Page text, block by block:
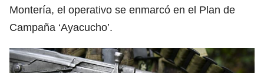
Montería, el operativo se enmarcó en el Plan de
Campaña ‘Ayacucho’.